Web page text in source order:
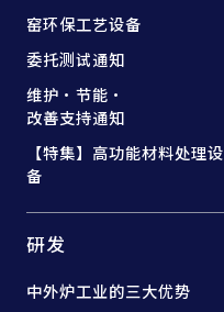
窑环保工艺设备
委托测试通知
维护·节能·
改善支持通知
【特集】高功能材料处理设
备
研发
中外炉工业的三大优势